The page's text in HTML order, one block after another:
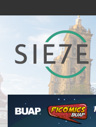
al
Semanario